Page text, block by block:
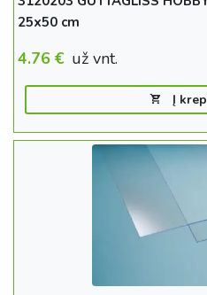
25x50 cm
4.76 € už vnt.
Į